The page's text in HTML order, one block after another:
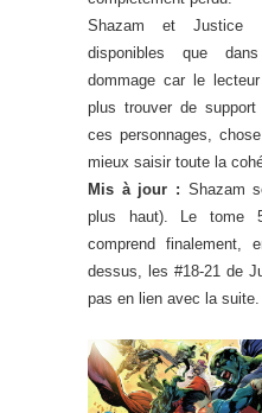
Shazam et Justice
disponibles que
dommage car le
plus trouver de
ces personnages,
mieux saisir toute la
Mis à jour : Shazam
plus haut). Le tome
comprend finalement,
dessus, les #18-21 de
pas en lien avec la suite.